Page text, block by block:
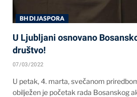
BH DIJASPORA
U Ljubljani osnovano
društvo!
07/03/2022
U petak, 4. marta, svečanom
obilježen je početak rada Bosanskog